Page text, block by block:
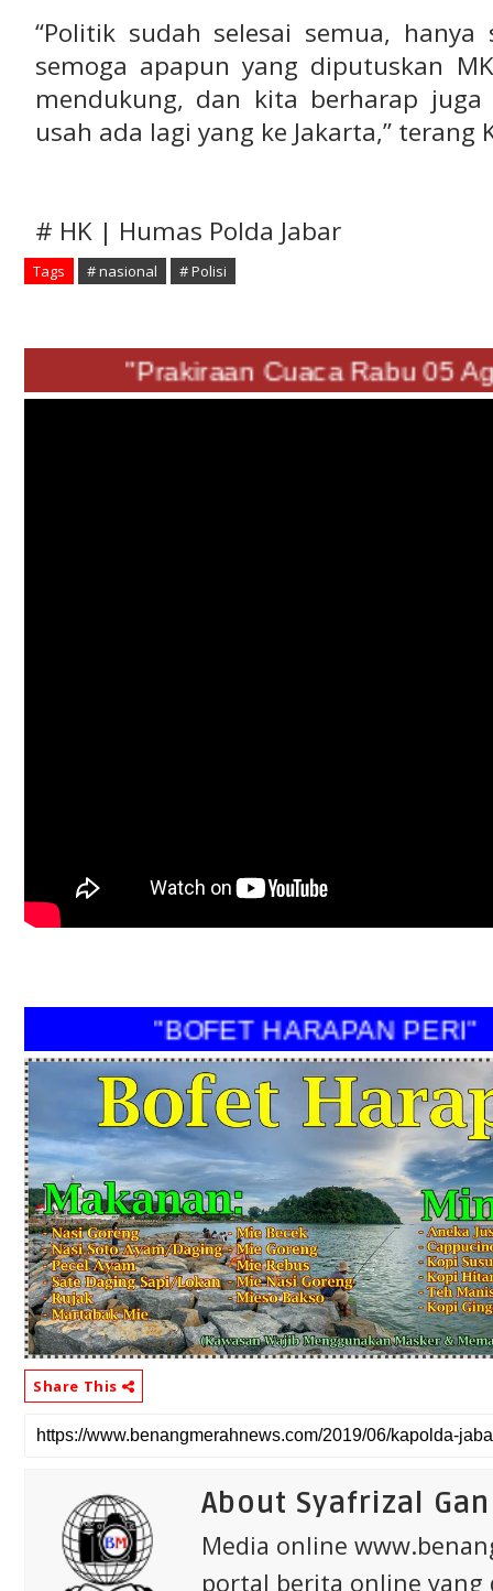
“Politik sudah selesai semua,
semoga apapun yang diputuskan
mendukung, dan kita berharap juga
usah ada lagi yang ke Jakarta,” terang
# HK | Humas Polda Jabar
Tags # nasional # Polisi
"Prakiraan Cuaca Rabu 05
"BOFET HARAPAN PERI"
Share This
About Syafrizal Gan
Media online
portal berita online